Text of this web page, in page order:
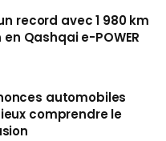
record avec 1 980 km
Qashqai e-POWER
automobiles
comprendre le